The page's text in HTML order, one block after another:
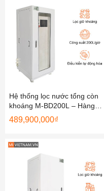
Hệ thống lọc nước tổng còn
khoáng M-BD200L – Hàng
Chính Hãng
489,900,000₫